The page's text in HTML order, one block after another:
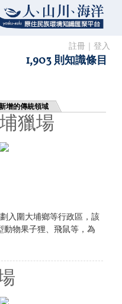
註冊 登入
1,903 則知識條目
增的傳統領域
獵場
入圍大埔鄉等行政區，該
動物果子狸、飛鼠等，為